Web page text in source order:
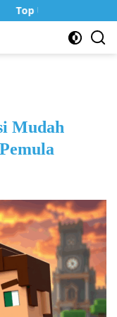
Top Up Murah di
Mudah